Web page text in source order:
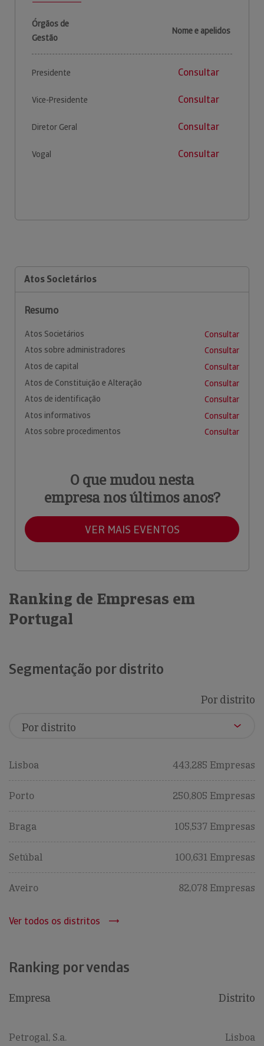
Órgãos de
Gestão
Nome e apelidos
Presidente Consultar
Vice-Presidente Consultar
Diretor Geral Consultar
Vogal Consultar
Atos Societários
Resumo
Atos Societários
Consultar
Atos sobre administradores
Consultar
Atos de capital
Consultar
Atos de Constituição e Alteração
Consultar
Atos de identificação
Consultar
Atos informativos
Consultar
Atos sobre procedimentos
Consultar
O que mudou nesta
empresa nos últimos anos?
VER MAIS EVENTOS
Ranking de Empresas em
Portugal
Segmentação por distrito
Por distrito
Lisboa 443,285 Empresas
Porto 250,805 Empresas
Braga 105,537 Empresas
Setúbal 100,631 Empresas
Aveiro 82,078 Empresas
Ver todos os distritos
Ranking por vendas
Empresa Distrito
Petrogal, S.a. Lisboa